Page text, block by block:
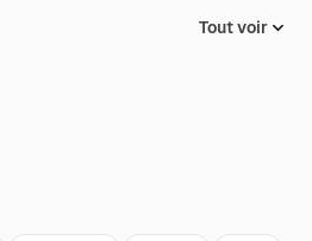
Tout voir